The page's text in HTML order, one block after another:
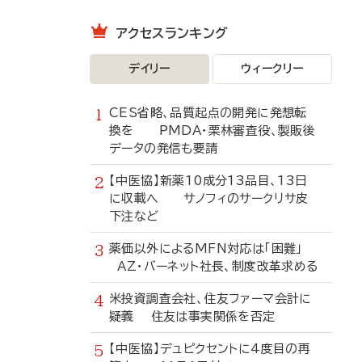
アクセスランキング
デイリー ウィークリー
CES省略、品質起点の開発に発想転
換を PMDA・栗林審査役、製販後
データの発信も要請
【中医協】新薬10成分13品目、13日
に収載へ サノフィのサークリサ皮
下注など
薬価以外によるMFN対応は「困難」
AZ・バーネット社長、制度改革求める
米投資調査会社、住友ファーマ会計に
疑義 住友は事実関係を否定
【中医協】デュピクセントに4度目の再